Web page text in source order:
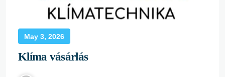
May 3, 2026
Klíma vásárlás